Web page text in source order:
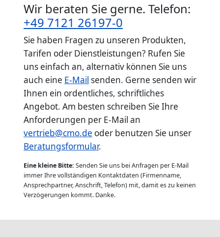
Wir beraten Sie gerne. Telefon:
+49 7121 26197-0
Sie haben Fragen zu unseren Produkten,
Tarifen oder Dienstleistungen? Rufen Sie
uns einfach an, alternativ können Sie uns
auch eine E-Mail senden. Gerne senden wir
Ihnen ein ordentliches, schriftliches
Angebot. Am besten schreiben Sie Ihre
Anforderungen per E-Mail an
vertrieb@cmo.de oder benutzen Sie unser
Beratungsformular.
Eine kleine Bitte: Senden Sie uns bei Anfragen per E-Mail
immer Ihre vollständigen Kontaktdaten (Firmenname,
Ansprechpartner, Anschrift, Telefon) mit, damit es zu keinen
Verzögerungen kommt. Danke.